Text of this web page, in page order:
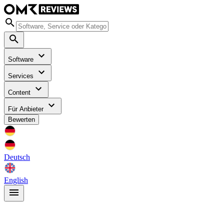
Software
Services
Content
Für Anbieter
Bewerten
Deutsch
English